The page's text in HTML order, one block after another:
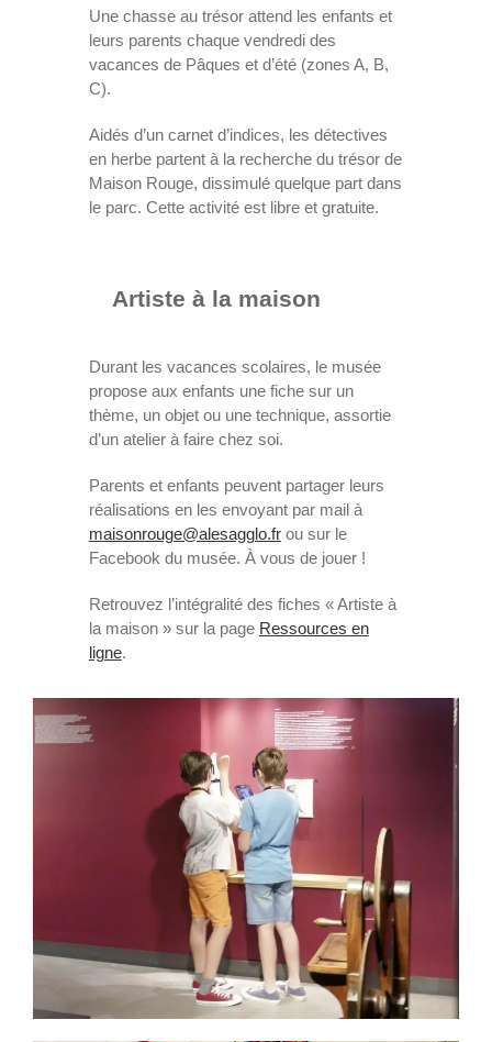
Une chasse au trésor attend les enfants et
leurs parents chaque vendredi des
vacances de Pâques et d’été (zones A, B,
C).
Aidés d’un carnet d’indices, les détectives
en herbe partent à la recherche du trésor de
Maison Rouge, dissimulé quelque part dans
le parc. Cette activité est libre et gratuite.
Artiste à la maison
Durant les vacances scolaires, le musée
propose aux enfants une fiche sur un
thème, un objet ou une technique, assortie
d’un atelier à faire chez soi.
Parents et enfants peuvent partager leurs
réalisations en les envoyant par mail à
maisonrouge@alesagglo.frou sur le
Facebook du musée. À vous de jouer !
Retrouvez l’intégralité des fiches « Artiste à
la maison » sur la page Ressources en
ligne.